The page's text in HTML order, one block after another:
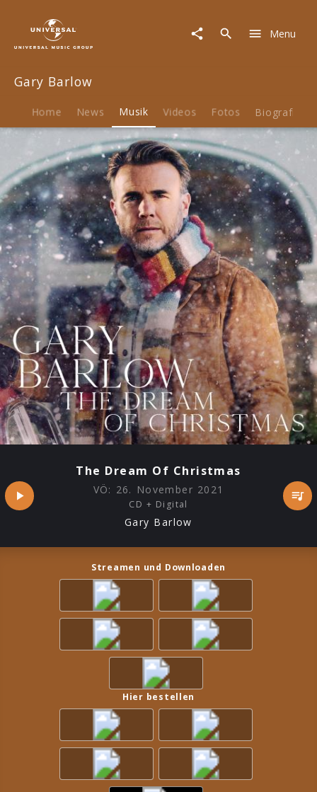
Musik
The
Christmas
Menu
Gary Barlow
Home News Musik Videos Fotos Biografie
The Dream Of Christmas
VÖ: 26. November 2021
CD + Digital
Gary Barlow
Streamen und Downloaden
Hier bestellen